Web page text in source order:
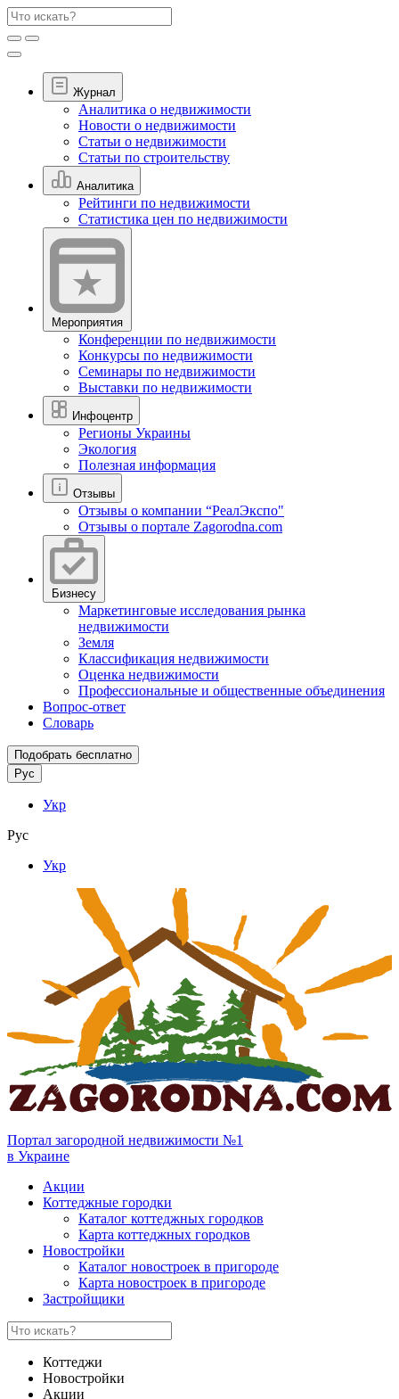
Журнал
Аналитика о недвижимости
Новости о недвижимости
Статьи о недвижимости
Статьи по строительству
Аналитика
Рейтинги по недвижимости
Статистика цен по недвижимости
Мероприятия
Конференции по недвижимости
Конкурсы по недвижимости
Семинары по недвижимости
Выставки по недвижимости
Инфоцентр
Регионы Украины
Экология
Полезная информация
Отзывы
Отзывы о компании “РеалЭкспо"
Отзывы о портале Zagorodna.com
Бизнесу
Маркетинговые исследования рынка
недвижимости
Земля
Классификация недвижимости
Оценка недвижимости
Профессиональные и общественные объединения
Вопрос-ответ
Словарь
Подобрать бесплатно
Рус
Укр
Рус
Укр
Портал загородной недвижимости №1
в Украине
Акции
Коттеджные городки
Каталог коттеджных городков
Карта коттеджных городков
Новостройки
Каталог новостроек в пригороде
Карта новостроек в пригороде
Застройщики
Коттеджи
Новостройки
Акции